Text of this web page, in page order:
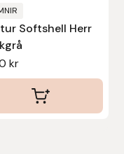
Softshell Herr
kr